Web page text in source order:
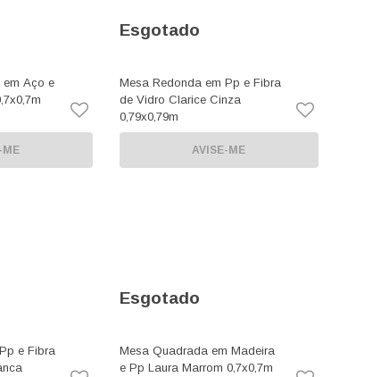
Aço e
ME
Esgotado
Mesa Redonda em Pp e Fibra
de Vidro Clarice Cinza
0,79x0,79m
AVISE-ME
e Fibra
Esgotado
Mesa Quadrada em Madeira
e Pp Laura Marrom 0,7x0,7m